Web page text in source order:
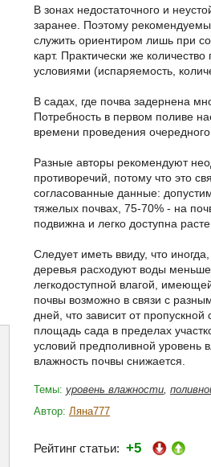
В зонах недостаточного и
заранее. Поэтому
служить ориентиром лишь при
карт. Практически же
условиями (испаряемость,
В садах, где почва задернена
Потребность в первом поливе
времени проведения очередного
Разные авторы рекомендуют
противоречий, потому что это
согласованные данные:
тяжелых почвах, 75-70% - на
подвижна и легко доступна
Следует иметь ввиду, что
деревья расходуют воды
легкодоступной влагой,
почвы возможно в связи с
дней, что зависит от
площадь сада в пределах
условий предполивной уровень
влажность почвы снижается.
Темы: уровень влажности,
Автор: Ляна777
Рейтинг статьи: +5